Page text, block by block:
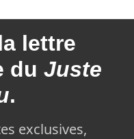
lettre
du Juste
.
exclusives,